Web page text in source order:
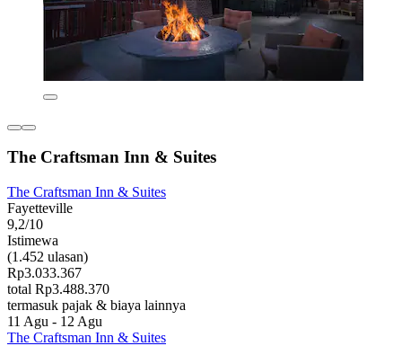
The Craftsman Inn & Suites
The Craftsman Inn & Suites
Fayetteville
9,2/10
Istimewa
(1.452 ulasan)
Rp3.033.367
total Rp3.488.370
termasuk pajak & biaya lainnya
11 Agu - 12 Agu
The Craftsman Inn & Suites